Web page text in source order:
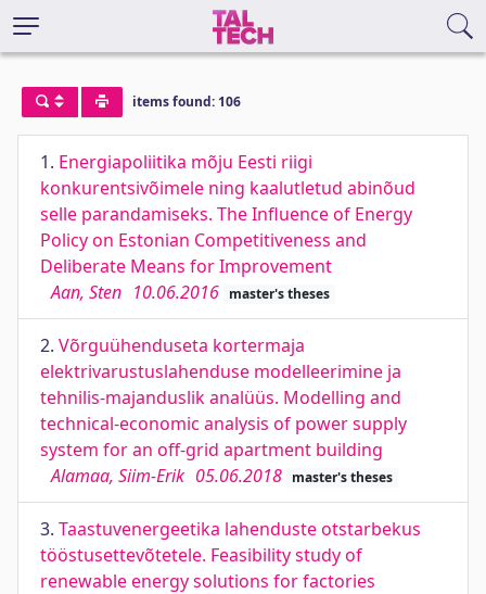
items found: 106
1. Energiapoliitika mõju Eesti riigi
konkurentsivõimele ning kaalutletud abinõud
selle parandamiseks. The Influence of Energy
Policy on Estonian Competitiveness and
Deliberate Means for Improvement
Aan, Sten 10.06.2016 master's theses
2. Võrguühenduseta kortermaja
elektrivarustuslahenduse modelleerimine ja
tehnilis-majanduslik analüüs. Modelling and
technical-economic analysis of power supply
system for an off-grid apartment building
Alamaa, Siim-Erik 05.06.2018 master's theses
3. Taastuvenergeetika lahenduste otstarbekus
tööstusettevõtetele. Feasibility study of
renewable energy solutions for factories